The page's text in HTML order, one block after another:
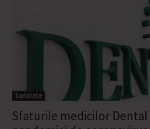
Sanatate
Sfaturile medicilor